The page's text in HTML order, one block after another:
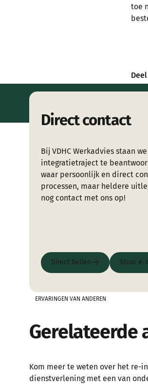
toe
Direct contact
Bij VDHC Werkadvies staan
integratietraject te
waar persoonlijk en direct
processen, maar heldere
nog contact met ons op!
Direct bellen
Direct bellen Stuur e-
ERVARINGEN VAN ANDEREN
Gerelateerde
Kom meer te weten over het re-
dienstverlening met een van